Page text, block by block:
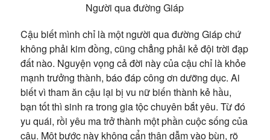
Người qua đường Giáp
Cậu biết mình chỉ là một người qua đường Giáp chứ
không phải kim đồng, cũng chẳng phải kẻ đội trời đạp
đất nào. Nguyện vọng cả đời này của cậu chỉ là khỏe
mạnh trưởng thành, báo đáp công ơn dưỡng dục. Ai
biết vì tham ăn cậu lại bị vu nữ biến thành kẻ hầu,
bạn tốt thì sinh ra trong gia tộc chuyên bắt yêu. Từ đó
yu quái, rồi yêu ma trở thành một phần cuộc sống của
cậu. Một bước này không cẩn thận dẫm vào bùn, rõ